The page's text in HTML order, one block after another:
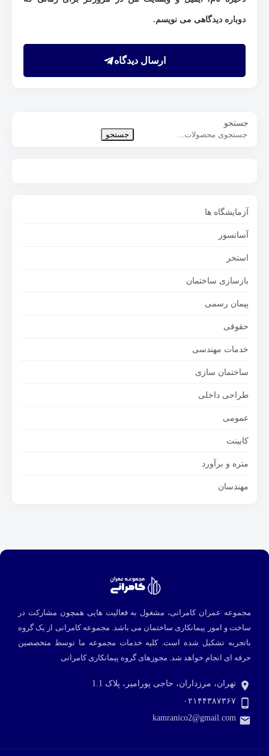
دوباره دیدگاهی می نویسم.
ارسال دیدگاه
جستجو
جستجو
آزمایشگاه ها
آسانسور
استخر
بازسازی ساختمان
پیمان رسمی
حقوقی
خدمات مهندسی
ساختمان سازی
طراحی داخلی
عمومی
کابینت
متره و برآورد
مهندسان
مجموعه عمران کامرانی، مشغول به فعالیت هایی همچون مشارکت در
ساخت و امور پیمانکاری ساختمان می باشد. مجموعه کامرانی از یک گروه
باتجربه تشکیل شده است. کلیه خدمات مجموعه ما توسط متخصصین
حرفه ای انجام خواهد شد. مجوزهای گروه پیمانکاری کامرانی
تهران، مرزداران، حاجی پورامیر، پلاک 1.1
۰۲۱۴۴۳۸۷۳۶۷
kamranico2@gmail.com